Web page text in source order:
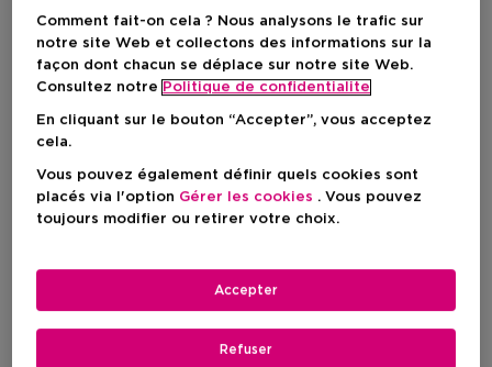
A Partir De 34,90 €
49
Prix du produit
12,90 €
Comment fait-on cela ? Nous analysons le trafic sur
notre site Web et collectons des informations sur la
façon dont chacun se déplace sur notre site Web.
Consultez notre Politique de confidentialite
En cliquant sur le bouton “Accepter”, vous acceptez
cela.
Vous pouvez également définir quels cookies sont
placés via l'option Gérer les cookies . Vous pouvez
toujours modifier ou retirer votre choix.
Refuser
Accepter